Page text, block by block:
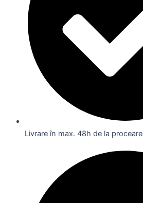
Livrare în max. 48h de la proceare